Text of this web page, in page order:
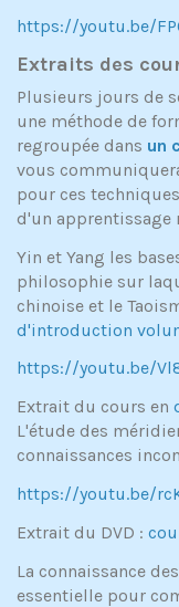
https://youtu.be/
Extraits des
Plusieurs jours de
une méthode de
regroupée dans un
vous
pour ces
d'un apprentissage
Yin et Yang les
philosophie sur
chinoise et le
d'introduction
https://youtu.be/
Extrait du cours en
L'étude des
connaissances
https://youtu.be/
Extrait du DVD :
La connaissance
essentielle pour